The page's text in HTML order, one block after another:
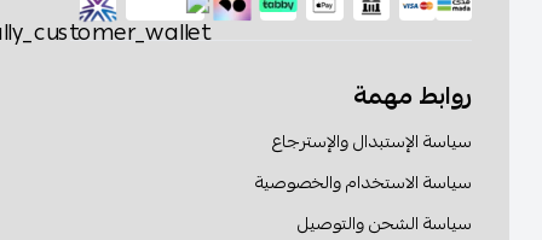
روابط مهمة
سياسة الإستبدال والإسترجاع
سياسة الاستخدام والخصوصية
سياسة الشحن والتوصيل